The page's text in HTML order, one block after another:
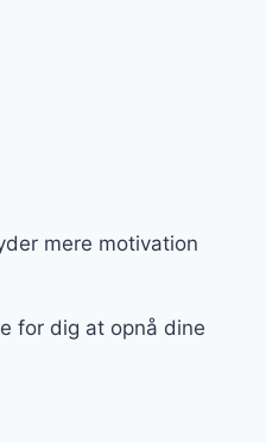
mere motivation
for dig at opnå dine